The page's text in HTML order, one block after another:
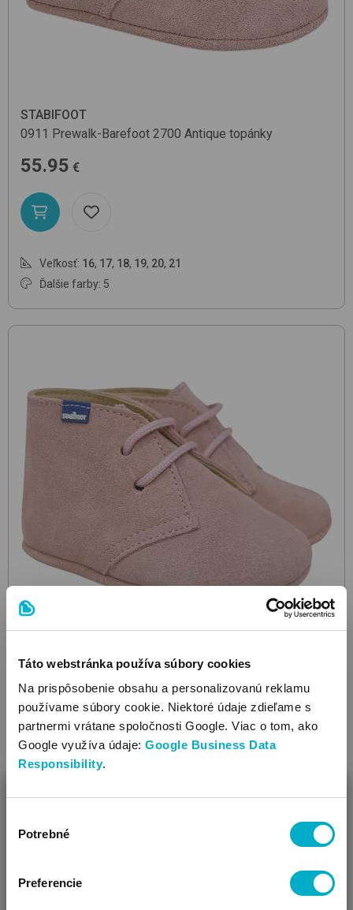
Táto webstránka používa súbory cookies
Na prispôsobenie obsahu a personalizovanú reklamu
používame súbory cookie. Niektoré údaje zdieľame s
partnermi vrátane spoločnosti Google. Viac o tom, ako
Google využíva údaje: Google Business Data
Responsibility.
súhlasu
Potrebné
Preferencie
STABIFOOT
0911 Prewalk-Barefoot 2700 Antique topánky
55.95 €
Veľkosť: 16, 17, 18, 19, 20, 21
Ďalšie farby: 5
STABIFOOT
0911 Prewalk-Barefoot 2900 Antique topánky
55.95 €
Ďalšie farby: 5